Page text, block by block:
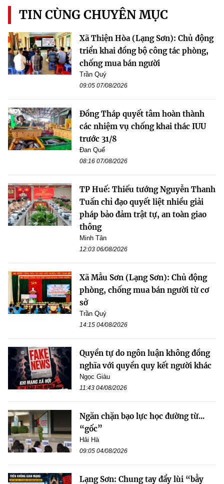
TIN CÙNG CHUYÊN MỤC
Xã Thiện Hòa (Lạng Sơn): Chủ động
triển khai đồng bộ công tác phòng,
chống mua bán người
Trần Quý
09:05 07/08/2026
Đồng Tháp quyết tâm hoàn thành
các nhiệm vụ chống khai thác IUU
trước 31/8
Đan Quế
08:16 07/08/2026
TP Huế: Thiếu tướng Nguyễn Thanh
Tuấn chỉ đạo quyết liệt nhiều giải
pháp bảo đảm trật tự, an toàn giao
thông
Minh Tân
12:03 06/08/2026
Xã Mẫu Sơn (Lạng Sơn): Chủ động
phòng, chống mua bán người từ cơ
sở
Trần Quý
14:15 04/08/2026
Quyền tự do ngôn luận không đồng
nghĩa với quyền quy kết người khác
Ngọc Giàu
11:43 04/08/2026
Ngăn chặn bạo lực học đường từ...
“gốc”
Hải Hà
09:05 04/08/2026
Lạng Sơn: Chung tay đẩy lùi “bẫy